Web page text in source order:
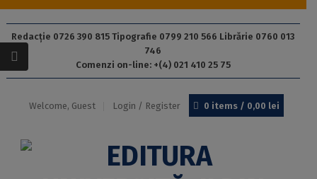
Redacție 0726 390 815 Tipografie 0799 210 566 Librărie 0760 013
746
Comenzi on-line: +(4) 021 410 25 75
Welcome, Guest Login / Register 0 items / 0,00 lei